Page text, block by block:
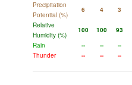
Precipitation
Potential (%)
6 4 3
Relative
Humidity (%)
100 100 93
Rain
-- -- --
Thunder
-- -- --